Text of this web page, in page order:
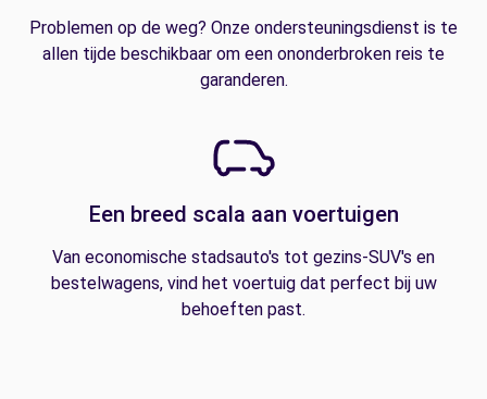
Problemen op de weg? Onze ondersteuningsdienst is te
allen tijde beschikbaar om een ononderbroken reis te
garanderen.
Een breed scala aan voertuigen
Van economische stadsauto's tot gezins-SUV's en
bestelwagens, vind het voertuig dat perfect bij uw
behoeften past.